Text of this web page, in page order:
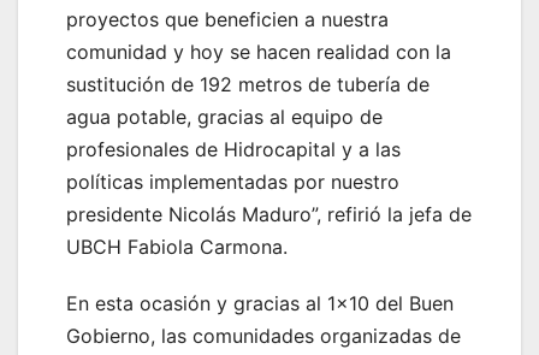
proyectos que beneficien a nuestra
comunidad y hoy se hacen realidad con la
sustitución de 192 metros de tubería de
agua potable, gracias al equipo de
profesionales de Hidrocapital y a las
políticas implementadas por nuestro
presidente Nicolás Maduro”, refirió la jefa de
UBCH Fabiola Carmona.
En esta ocasión y gracias al 1×10 del Buen
Gobierno, las comunidades organizadas de